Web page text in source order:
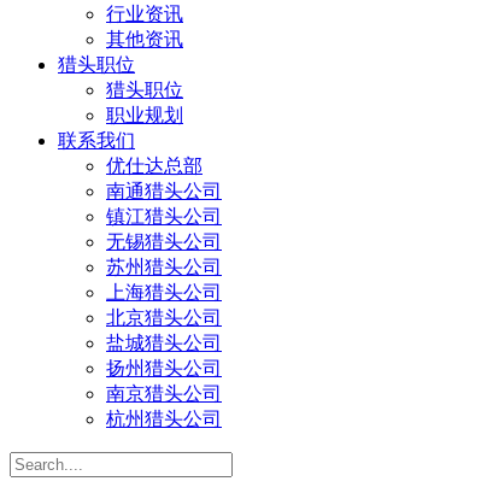
行业资讯
其他资讯
猎头职位
猎头职位
职业规划
联系我们
优仕达总部
南通猎头公司
镇江猎头公司
无锡猎头公司
苏州猎头公司
上海猎头公司
北京猎头公司
盐城猎头公司
扬州猎头公司
南京猎头公司
杭州猎头公司